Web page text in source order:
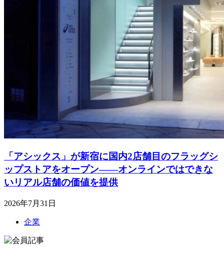
「アシックス」が新宿に国内2店舗目のフラッグシ
ップストアをオープン――オンラインではできな
いリアル店舗の価値を提供
2026年7月31日
企業